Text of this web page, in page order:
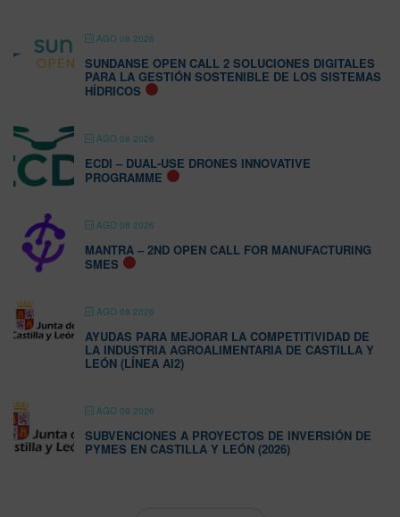
AGO 08 2026
SUNDANSE OPEN CALL 2 SOLUCIONES DIGITALES
PARA LA GESTIÓN SOSTENIBLE DE LOS SISTEMAS
HÍDRICOS
AGO 08 2026
ECDI – DUAL-USE DRONES INNOVATIVE
PROGRAMME
AGO 08 2026
MANTRA – 2ND OPEN CALL FOR MANUFACTURING
SMES
AGO 08 2026
AYUDAS PARA MEJORAR LA COMPETITIVIDAD DE
LA INDUSTRIA AGROALIMENTARIA DE CASTILLA Y
LEÓN (LÍNEA AI2)
AGO 09 2026
SUBVENCIONES A PROYECTOS DE INVERSIÓN DE
PYMES EN CASTILLA Y LEÓN (2026)